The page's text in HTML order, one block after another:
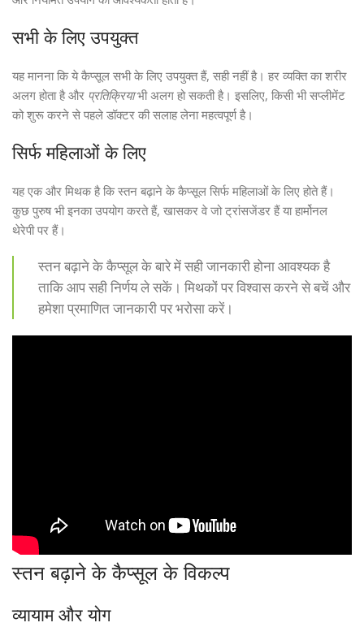
सभी के लिए उपयुक्त
यह मानना कि ये कैप्सूल सभी के लिए उपयुक्त हैं, सही नहीं है। हर व्यक्ति का शरीर
अलग होता है और प्रतिक्रियाभी अलग हो सकती है। इसलिए, किसी भी सप्लीमेंट
को शुरू करने से पहले डॉक्टर की सलाह लेना महत्वपूर्ण है।
सिर्फ महिलाओं के लिए
यह एक और मिथक है कि स्तन बढ़ाने के कैप्सूल सिर्फ महिलाओं के लिए होते हैं।
कुछ पुरुष भी इनका उपयोग करते हैं, खासकर वे जो ट्रांसजेंडर हैं या हार्मोनल
थेरेपी पर हैं।
स्तन बढ़ाने के कैप्सूल के बारे में सही जानकारी होना आवश्यक है
ताकि आप सही निर्णय ले सकें। मिथकों पर विश्वास करने से बचें और
हमेशा प्रमाणित जानकारी पर भरोसा करें।
स्तन बढ़ाने के कैप्सूल के विकल्प
व्यायाम और योग